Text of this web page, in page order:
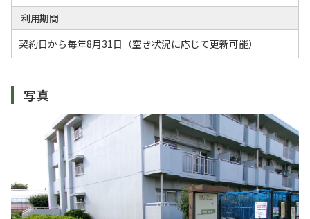
利用期間
契約日から毎年8月31日（空き状況に応じて更新可能）
写真